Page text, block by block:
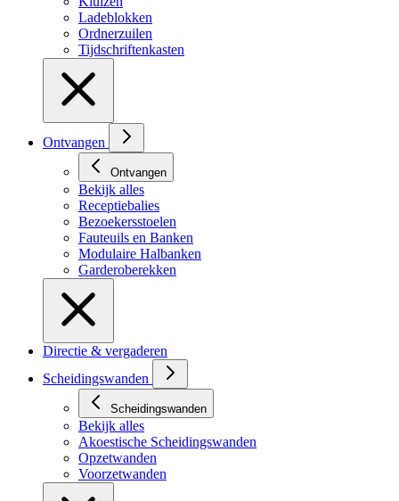
Ladeblokken
Ordnerzuilen
Tijdschriftenkasten
Ontvangen
Ontvangen
Bekijk alles
Receptiebalies
Bezoekersstoelen
Fauteuils en Banken
Modulaire Halbanken
Garderoberekken
Directie & vergaderen
Scheidingswanden
Scheidingswanden
Bekijk alles
Akoestische Scheidingswanden
Opzetwanden
Voorzetwanden